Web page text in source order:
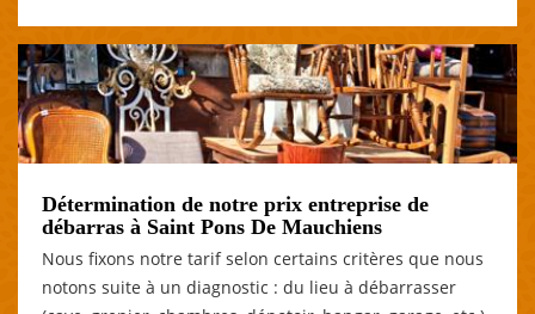
Détermination de notre prix entreprise de
débarras à Saint Pons De Mauchiens
Nous fixons notre tarif selon certains critères que nous
notons suite à un diagnostic : du lieu à débarrasser